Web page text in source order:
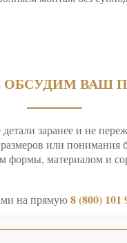
ОБСУДИМ ВАШ
заранее и не
или понимания
формы, материалом и
на прямую8 (800) 101